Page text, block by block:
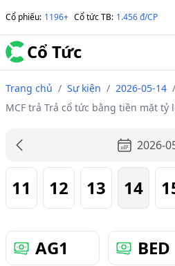
Cổ phiếu: 1196+ Cổ tức TB: 1.456 đ/CP
Cổ Tức
Trang chủ / Sự kiện / 2026-05-14 /
MCF trả Trả cổ tức bằng tiền mặt tỷ
2026-
11 12 13 14
AG1 BED